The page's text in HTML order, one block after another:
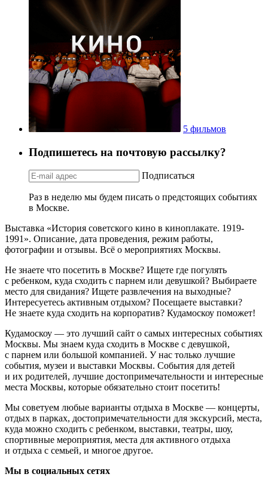
5 фильмов
Подпишетесь на почтовую рассылку?
Подписаться
Раз в неделю мы будем писать о предстоящих событиях
в Москве.
Выставка «История советского кино в киноплакате. 1919-
1991». Описание, дата проведения, режим работы,
фотографии и отзывы. Всё о мероприятиях Москвы.
Не знаете что посетить в Москве? Ищете где погулять
с ребенком, куда сходить с парнем или девушкой? Выбираете
место для свидания? Ищете развлечения на выходные?
Интересуетесь активным отдыхом? Посещаете выставки?
Не знаете куда сходить на корпоратив? Кудамоскоу поможет!
Кудамоскоу — это лучший сайт о самых интересных событиях
Москвы. Мы знаем куда сходить в Москве с девушкой,
с парнем или большой компанией. У нас только лучшие
события, музеи и выставки Москвы. События для детей
и их родителей, лучшие достопримечательности и интересные
места Москвы, которые обязательно стоит посетить!
Мы советуем любые варианты отдыха в Москве — концерты,
отдых в парках, достопримечательности для экскурсий, места,
куда можно сходить с ребенком, выставки, театры, шоу,
спортивные мероприятия, места для активного отдыха
и отдыха с семьей, и многое другое.
Мы в социальных сетях